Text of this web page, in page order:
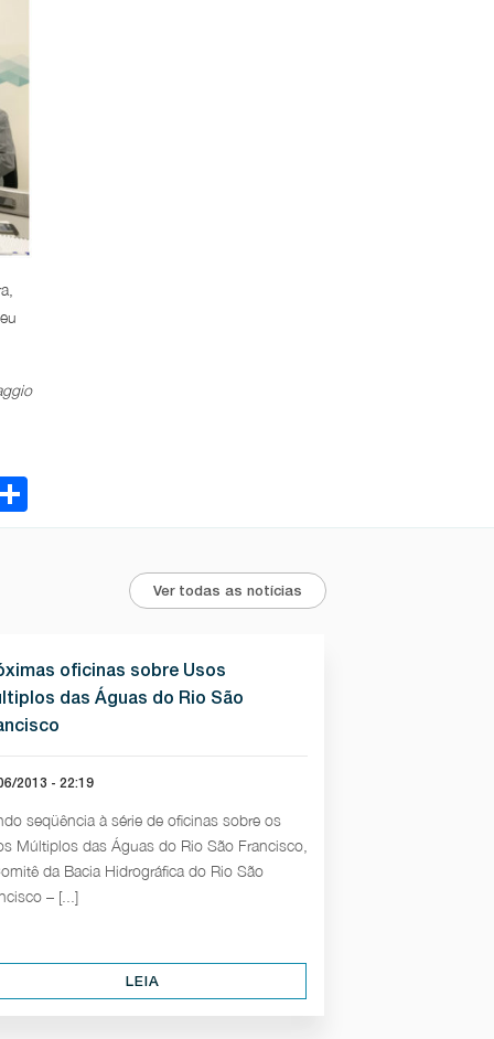
Share
Ver todas as notícias
oficinas sobre Usos
das Águas do Rio São
2013 - 22:19
seqüência à série de oficinas sobre os
Múltiplos das Águas do Rio São Francisco,
da Bacia Hidrográfica do Rio São
– [...]
LEIA